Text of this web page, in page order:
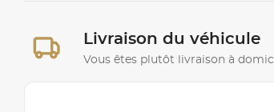
Livraison du véhicule
Vous êtes plutôt livraison à